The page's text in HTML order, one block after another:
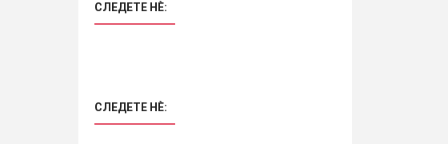
СЛЕДЕТЕ НÈ:
СЛЕДЕТЕ НÈ: